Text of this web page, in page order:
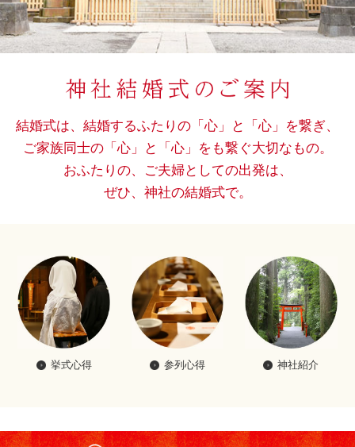
結婚式は、結婚するふたりの「心」と「心」を繋ぎ、
ご家族同士の「心」と「心」をも繋ぐ大切なもの。
おふたりの、ご夫婦としての出発は、
ぜひ、神社の結婚式で。
挙式心得 参列心得 神社紹介